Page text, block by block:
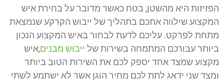
הפזיזות היא מהשטן, בטח כאשר מדובר על בחירת איש
המקצוע שילווה אתכם בתהליך של ייבוש הקרקע שנמצאת
מתחת לפרקט. עליכם לדעת לבחור באיש המקצוע הנכון
ביותר עבורכם המתמחה בשירות של ייבוש מבנים,איש
מקצוע שמצד אחד יספק לכם את השירות הטוב ביותר
ומצד שני ידאג לתת לכם מחיר הוגן אשר לא ישתמע לשתי